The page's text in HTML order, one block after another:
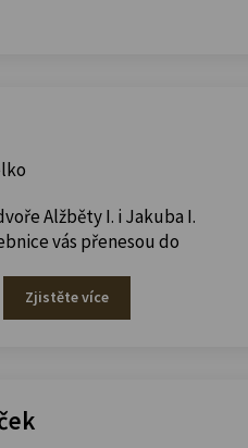
Alžběty I. i Jakuba I.
vás přenesou do
Zjistěte více